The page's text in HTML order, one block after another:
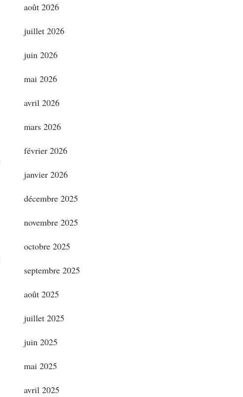
août 2026
juillet 2026
juin 2026
mai 2026
avril 2026
mars 2026
février 2026
janvier 2026
décembre 2025
novembre 2025
octobre 2025
septembre 2025
août 2025
juillet 2025
juin 2025
mai 2025
avril 2025